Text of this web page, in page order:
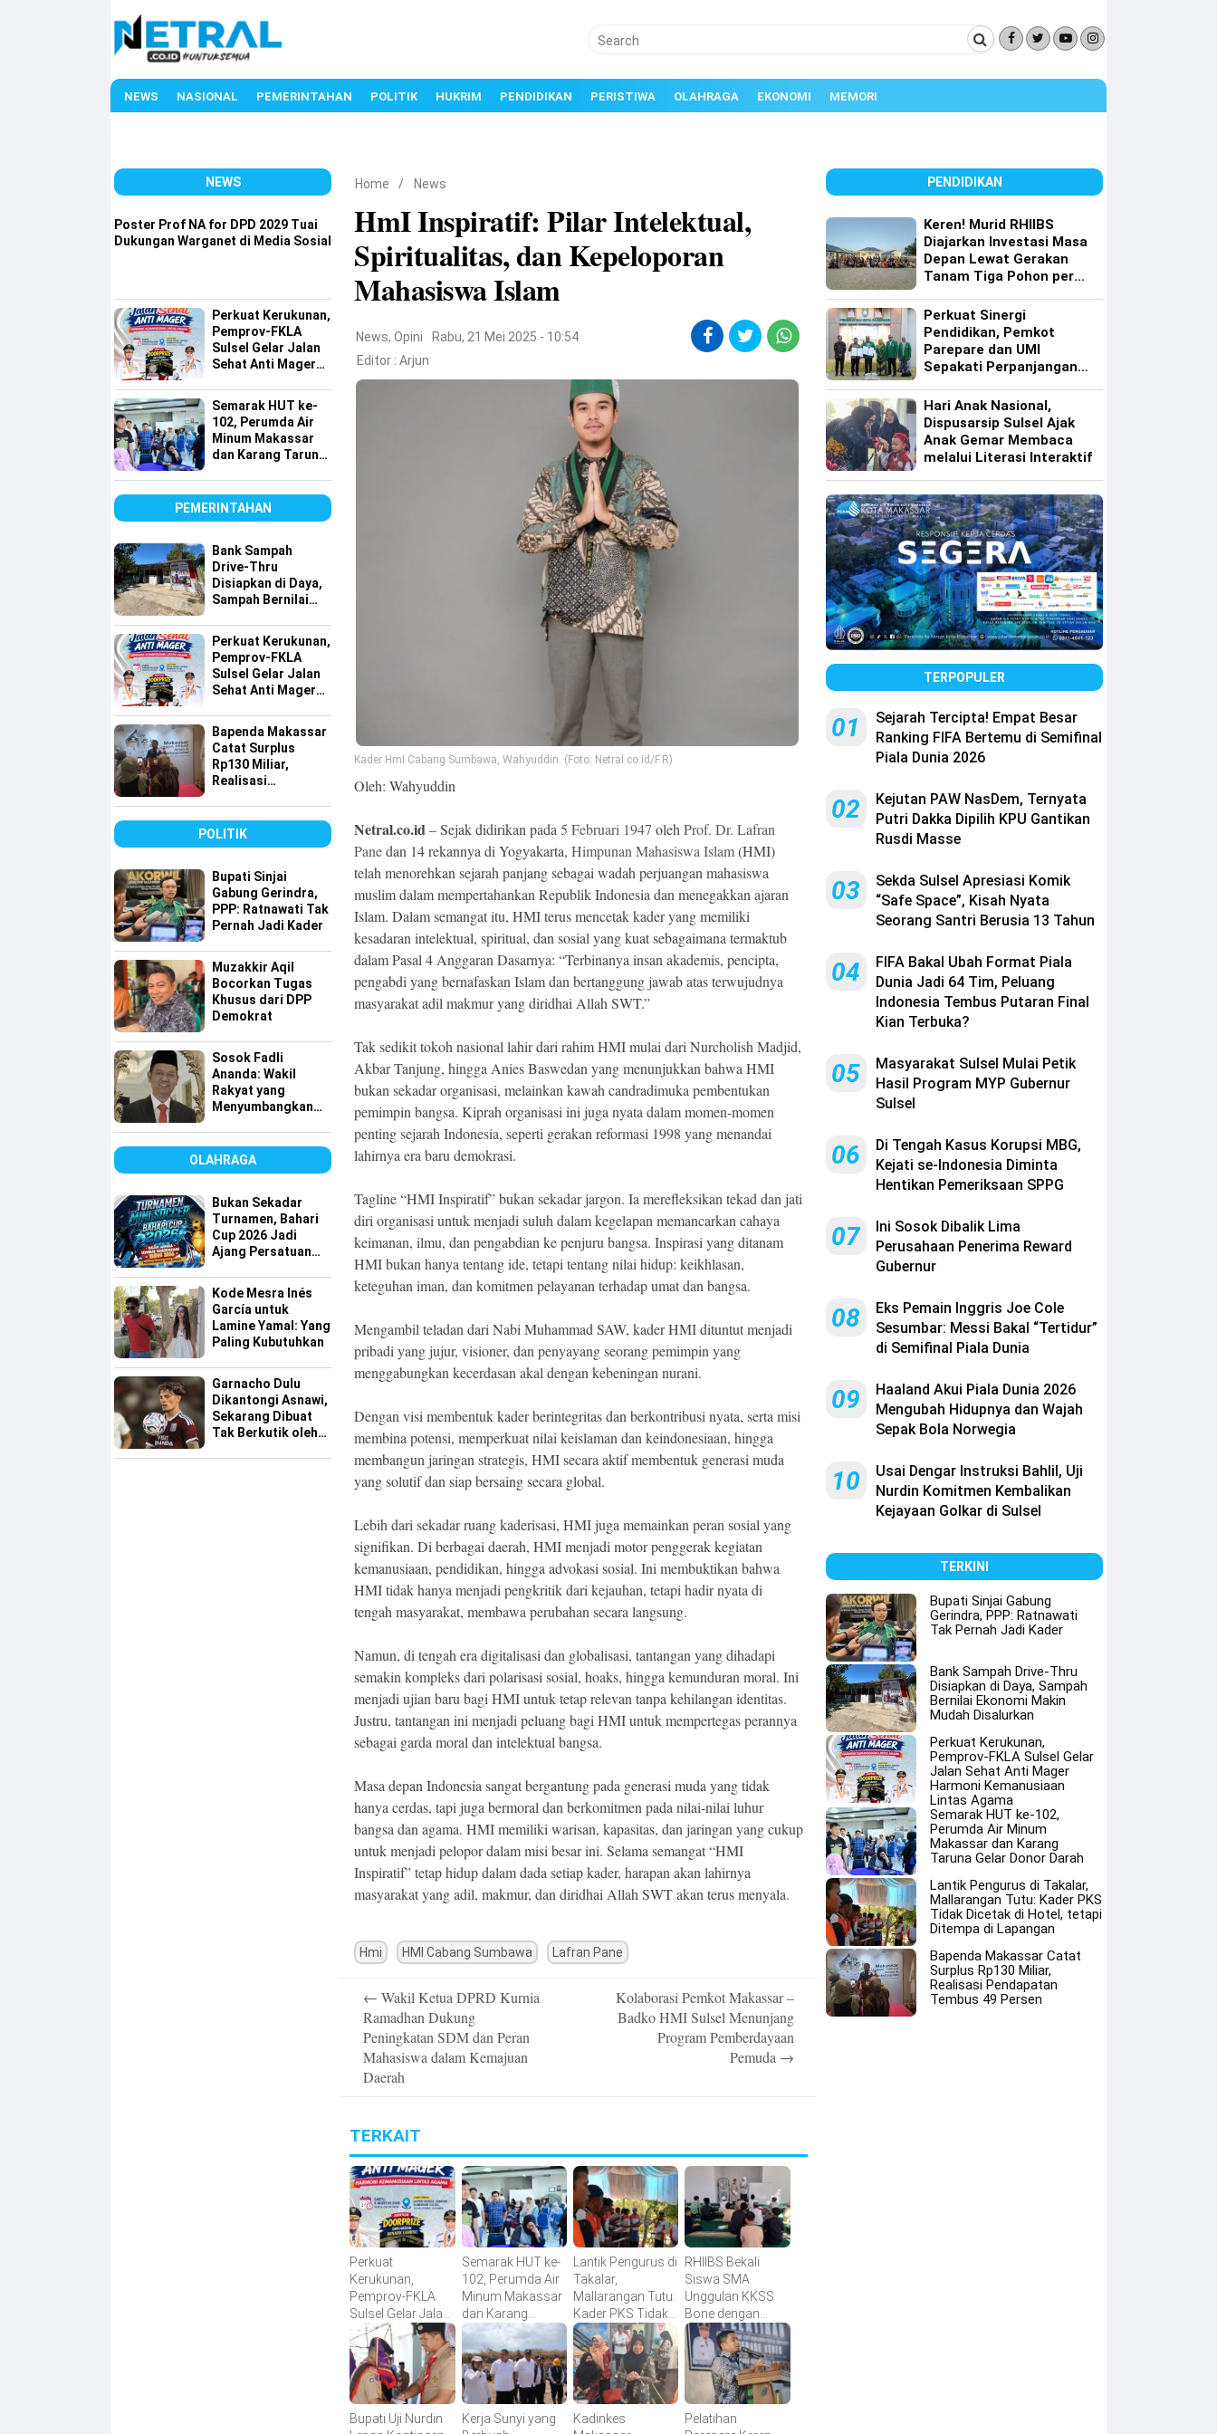
NEWS NASIONAL PEMERINTAHAN POLITIK HUKRIM PENDIDIKAN PERISTIWA OLAHRAGA EKONOMI MEMORI
NEWS
Poster Prof NA for DPD 2029 Tuai
Dukungan Warganet di Media Sosial
Perkuat Kerukunan,
Pemprov-FKLA
Sulsel Gelar Jalan
Sehat Anti Mager
Lintas Agama
Semarak HUT ke-
102, Perumda Air
Minum Makassar
dan Karang Taruna
PEMERINTAHAN
Bank Sampah
Drive-Thru
Disiapkan di Daya,
Sampah Bernilai
Perkuat Kerukunan,
Pemprov-FKLA
Sulsel Gelar Jalan
Sehat Anti Mager
Lintas Agama
Bapenda Makassar
Catat Surplus
Rp130 Miliar,
Realisasi
POLITIK
Bupati Sinjai
Gabung Gerindra,
PPP: Ratnawati Tak
Pernah Jadi Kader
Muzakkir Aqil
Bocorkan Tugas
Khusus dari DPP
Demokrat
Sosok Fadli
Ananda: Wakil
Rakyat yang
Menyumbangkan
Kurang Mampu
OLAHRAGA
Bukan Sekadar
Turnamen, Bahari
Cup 2026 Jadi
Ajang Persatuan
Sinjai
Kode Mesra Inés
García untuk
Lamine Yamal: Yang
Paling Kubutuhkan
Garnacho Dulu
Dikantongi Asnawi,
Sekarang Dibuat
Tak Berkutik oleh
Home / News
HmI Inspiratif: Pilar Intelektual,
Spiritualitas, dan Kepeloporan
Mahasiswa Islam
News,Opini
Rabu, 21 Mei 2025 - 10:54
Editor :Arjun
Kader HmI Cabang Sumbawa, Wahyuddin. (Foto: Netral.co.id/F.R)
Oleh: Wahyuddin
Netral.co.id– Sejak didirikan pada5 Februari 1947 olehProf. Dr. Lafran
Panedan 14 rekannya di Yogyakarta,Himpunan Mahasiswa Islam(HMI)
telah menorehkan sejarah panjang sebagai wadah perjuangan mahasiswa
muslim dalam mempertahankan Republik Indonesia dan menegakkan ajaran
Islam. Dalam semangat itu, HMI terus mencetak kader yang memiliki
kesadaran intelektual, spiritual, dan sosial yang kuat sebagaimana termaktub
dalam Pasal 4 Anggaran Dasarnya: “Terbinanya insan akademis, pencipta,
pengabdi yang bernafaskan Islam dan bertanggung jawab atas terwujudnya
masyarakat adil makmur yang diridhai Allah SWT.”
Tak sedikit tokoh nasional lahir dari rahim HMI mulai dari Nurcholish Madjid,
Akbar Tanjung, hingga Anies Baswedan yang menunjukkan bahwa HMI
bukan sekadar organisasi, melainkan kawah candradimuka pembentukan
pemimpin bangsa. Kiprah organisasi ini juga nyata dalam momen-momen
penting sejarah Indonesia, seperti gerakan reformasi 1998 yang menandai
lahirnya era baru demokrasi.
Tagline “HMI Inspiratif” bukan sekadar jargon. Ia merefleksikan tekad dan jati
diri organisasi untuk menjadi suluh dalam kegelapan memancarkan cahaya
keimanan, ilmu, dan pengabdian ke penjuru bangsa. Inspirasi yang ditanam
HMI bukan hanya tentang ide, tetapi tentang nilai hidup: keikhlasan,
keteguhan iman, dan komitmen pelayanan terhadap umat dan bangsa.
Mengambil teladan dari Nabi Muhammad SAW, kader HMI dituntut menjadi
pribadi yang jujur, visioner, dan penyayang seorang pemimpin yang
menggabungkan kecerdasan akal dengan kebeningan nurani.
Dengan visi membentuk kader berintegritas dan berkontribusi nyata, serta misi
membina potensi, memperkuat nilai keislaman dan keindonesiaan, hingga
membangun jaringan strategis, HMI secara aktif membentuk generasi muda
yang solutif dan siap bersaing secara global.
Lebih dari sekadar ruang kaderisasi, HMI juga memainkan peran sosial yang
signifikan. Di berbagai daerah, HMI menjadi motor penggerak kegiatan
kemanusiaan, pendidikan, hingga advokasi sosial. Ini membuktikan bahwa
HMI tidak hanya menjadi pengkritik dari kejauhan, tetapi hadir nyata di
tengah masyarakat, membawa perubahan secara langsung.
Namun, di tengah era digitalisasi dan globalisasi, tantangan yang dihadapi
semakin kompleks dari polarisasi sosial, hoaks, hingga kemunduran moral. Ini
menjadi ujian baru bagi HMI untuk tetap relevan tanpa kehilangan identitas.
Justru, tantangan ini menjadi peluang bagi HMI untuk mempertegas perannya
sebagai garda moral dan intelektual bangsa.
Masa depan Indonesia sangat bergantung pada generasi muda yang tidak
hanya cerdas, tapi juga bermoral dan berkomitmen pada nilai-nilai luhur
bangsa dan agama. HMI memiliki warisan, kapasitas, dan jaringan yang cukup
untuk menjadi pelopor dalam misi besar ini. Selama semangat “HMI
Inspiratif” tetap hidup dalam dada setiap kader, harapan akan lahirnya
masyarakat yang adil, makmur, dan diridhai Allah SWT akan terus menyala.
Hmi HMI Cabang Sumbawa Lafran Pane
navigation
← Wakil Ketua DPRD Kurnia
Ramadhan Dukung
Peningkatan SDM dan Peran
Mahasiswa dalam Kemajuan
Daerah
Kolaborasi Pemkot Makassar –
Badko HMI Sulsel Menunjang
Program Pemberdayaan
Pemuda →
TERKAIT
Perkuat
Kerukunan,
Pemprov-FKLA
Sulsel Gelar Jalan
Sehat Anti Mager
Harmoni
Kemanusiaan
Lintas Agama
Semarak HUT ke-
102, Perumda Air
Minum Makassar
dan Karang
Taruna Gelar
Donor Darah
Lantik Pengurus di
Takalar,
Mallarangan Tutu:
Kader PKS Tidak
Dicetak di Hotel,
tetapi Ditempa di
Lapangan
RHIIBS Bekali
Siswa SMA
Unggulan KKSS
Bone dengan
English
Foundation
Program
Bupati Uji Nurdin
Kerja Sunyi yang
Kadinkes
Pelatihan
PENDIDIKAN
Keren! Murid RHIIBS
Diajarkan Investasi Masa
Depan Lewat Gerakan
Tanam Tiga Pohon per
Perkuat Sinergi
Pendidikan, Pemkot
Parepare dan UMI
Sepakati Perpanjangan
Perguruan Tinggi
Hari Anak Nasional,
Dispusarsip Sulsel Ajak
Anak Gemar Membaca
melalui Literasi Interaktif
TERPOPULER
01
Sejarah Tercipta! Empat Besar
Ranking FIFA Bertemu di Semifinal
Piala Dunia 2026
02
Kejutan PAW NasDem, Ternyata
Putri Dakka Dipilih KPU Gantikan
Rusdi Masse
03
Sekda Sulsel Apresiasi Komik
“Safe Space”, Kisah Nyata
Seorang Santri Berusia 13 Tahun
04
FIFA Bakal Ubah Format Piala
Dunia Jadi 64 Tim, Peluang
Indonesia Tembus Putaran Final
Kian Terbuka?
05
Masyarakat Sulsel Mulai Petik
Hasil Program MYP Gubernur
Sulsel
06
Di Tengah Kasus Korupsi MBG,
Kejati se-Indonesia Diminta
Hentikan Pemeriksaan SPPG
07
Ini Sosok Dibalik Lima
Perusahaan Penerima Reward
Gubernur
08
Eks Pemain Inggris Joe Cole
Sesumbar: Messi Bakal “Tertidur”
di Semifinal Piala Dunia
09
Haaland Akui Piala Dunia 2026
Mengubah Hidupnya dan Wajah
Sepak Bola Norwegia
10
Usai Dengar Instruksi Bahlil, Uji
Nurdin Komitmen Kembalikan
Kejayaan Golkar di Sulsel
TERKINI
Bupati Sinjai Gabung
Gerindra, PPP: Ratnawati
Tak Pernah Jadi Kader
Bank Sampah Drive-Thru
Disiapkan di Daya, Sampah
Bernilai Ekonomi Makin
Mudah Disalurkan
Perkuat Kerukunan,
Pemprov-FKLA Sulsel Gelar
Jalan Sehat Anti Mager
Harmoni Kemanusiaan
Lintas Agama
Semarak HUT ke-102,
Perumda Air Minum
Makassar dan Karang
Taruna Gelar Donor Darah
Lantik Pengurus di Takalar,
Mallarangan Tutu: Kader PKS
Tidak Dicetak di Hotel, tetapi
Ditempa di Lapangan
Bapenda Makassar Catat
Surplus Rp130 Miliar,
Realisasi Pendapatan
Tembus 49 Persen